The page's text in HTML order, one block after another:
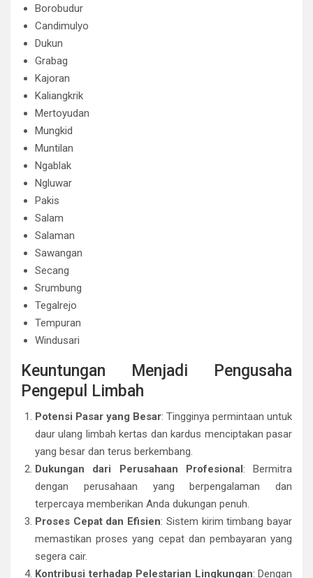
Borobudur
Candimulyo
Dukun
Grabag
Kajoran
Kaliangkrik
Mertoyudan
Mungkid
Muntilan
Ngablak
Ngluwar
Pakis
Salam
Salaman
Sawangan
Secang
Srumbung
Tegalrejo
Tempuran
Windusari
Keuntungan Menjadi Pengusaha
Pengepul Limbah
Potensi Pasar yang Besar: Tingginya permintaan untuk
daur ulang limbah kertas dan kardus menciptakan pasar
yang besar dan terus berkembang.
Dukungan dari Perusahaan Profesional : Bermitra
dengan perusahaan yang berpengalaman dan
terpercaya memberikan Anda dukungan penuh.
Proses Cepat dan Efisien: Sistem kirim timbang bayar
memastikan proses yang cepat dan pembayaran yang
segera cair.
Kontribusi terhadap Pelestarian Lingkungan: Dengan